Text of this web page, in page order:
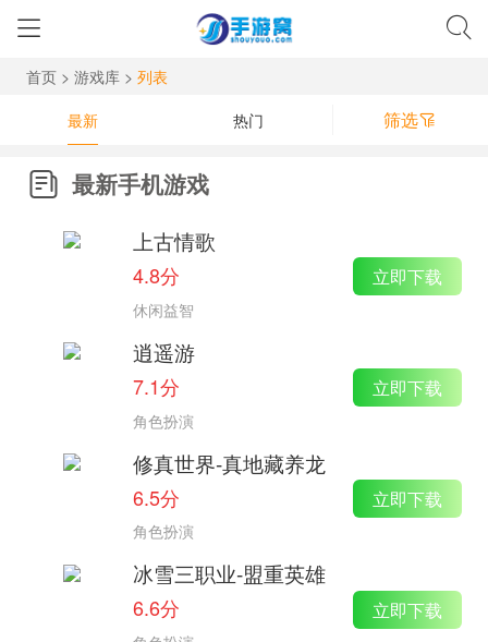
首页 > 游戏库> 列表
最新
热门 筛选
最新手机游戏
上古情歌
4.8分
休闲益智
立即下载
逍遥游
7.1分
角色扮演
立即下载
修真世界-真地藏养龙
6.5分
角色扮演
立即下载
冰雪三职业-盟重英雄
6.6分 立即下载